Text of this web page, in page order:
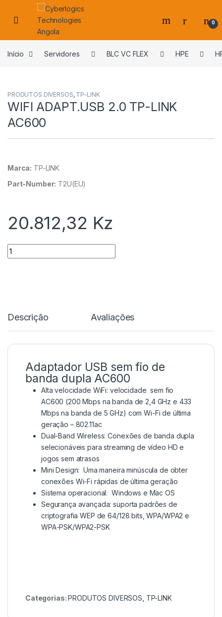
Skip to navigation
Skip to content
0
Início Servidores BLC VC FLEX HPE
PRODUTOS DIVERSOS, TP-LINK
WIFI ADAPT.USB 2.0 TP-LINK
AC600
Marca: TP-LINK
Part-Number: T2U(EU)
20.812,32 Kz
Quantidade
Descrição Avaliações
Adaptador USB sem fio de
banda dupla AC600
Alta velocidade WiFi: velocidade sem fio
AC600 (200 Mbps na banda de 2,4 GHz e 433
Mbps na banda de 5 GHz) com Wi-Fi de última
geração – 802.11ac
Dual-Band Wireless: Conexões de banda dupla
selecionáveis ​​para streaming de vídeo HD e
jogos sem atrasos
Mini Design: Uma maneira minúscula de obter
conexões Wi-Fi rápidas de última geração
Sistema operacional: Windows e Mac OS
Segurança avançada: suporta padrões de
criptografia WEP de 64/128 bits, WPA/WPA2 e
WPA-PSK/WPA2-PSK
Categorias:PRODUTOS DIVERSOS TP-LINK